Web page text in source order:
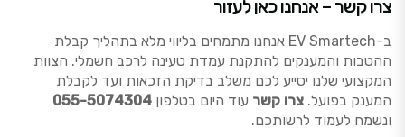
צרו קשר – אנחנו כאן לעזור
ב-EV Smartech אנחנו מתמחים בליווי מלא בתהליך קבלת
ההטבות והמענקים להתקנת עמדת טעינה לרכב חשמלי. הצוות
המקצועי שלנו יסייע לכם משלב בדיקת הזכאות ועד לקבלת
המענק בפועל. צרו קשר עוד היום בטלפון 055-5074304
ונשמח לעמוד לרשותכם.